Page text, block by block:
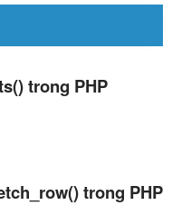
trong PHP
trong PHP